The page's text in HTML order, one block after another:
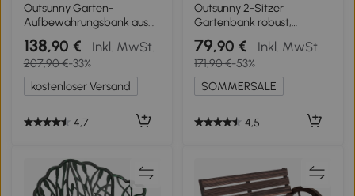
Outsunny Garten-
Aufbewahrungsbank aus
Fichtenholz, Outdoor-
Aufbewahrungsbox mit
rutschfesten Füßen
127x56x60cm, Weiß
138,90 € Inkl. MwSt.
207,90 €-33%
kostenloser Versand
4,7
Outsunny 2-Sitzer
Gartenbank robust,
Parkbank rostfrei Sitzbank
Bank Gartenmöbel für
Terrasse, Garten und den
generellen Außenbereich
107cm x 55,5cm x 90,5cm,
79,90 € Inkl. MwSt.
171,90 €-53%
SOMMERSALE
4,5